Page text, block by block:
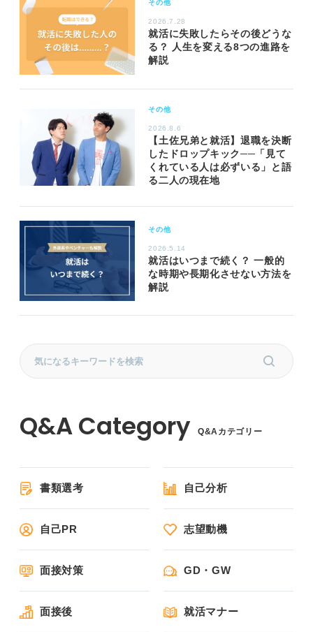
その他
2026.7.28
就活に失敗したらその後どうな
る？ 人生を変える8つの進路を
解説
その他
2026.8.6
【土佐兄弟と就活】退職を決断
したドロップキック──「見て
くれている人は必ずいる」と語
る二人の現在地
その他
2026.5.14
就活はいつまで続く？ 一般的
な時期や長期化させない方法を
解説
Q&Aカテゴリー
書類選考 自己分析
自己PR 志望動機
面接対策 GD・GW
面接後 就活マナー